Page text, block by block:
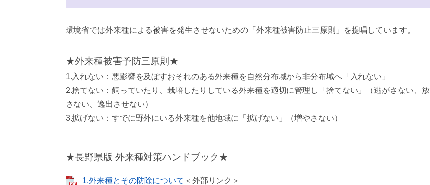
環境省では外来種による被害を発生させないための「外来種被害防止三原則」を提唱しています。
★外来種被害予防三原則★
1.入れない：悪影響を及ぼすおそれのある外来種を自然分布域から非分布域へ「入れない」
2.捨てない：飼っていたり、栽培したりしている外来種を適切に管理し「捨てない」（逃がさない、放
さない、逸出させない）
3.拡げない：すでに野外にいる外来種を他地域に「拡げない」（増やさない）
★長野県版 外来種対策ハンドブック★
1.外来種とその防除について ＜外部リンク＞